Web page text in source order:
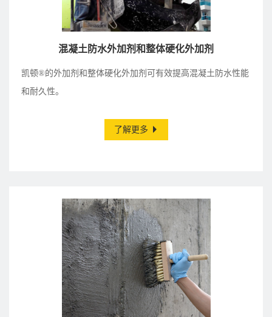
混凝土防水外加剂和整体硬化外加剂
凯顿®的外加剂和整体硬化外加剂可有效提高混凝土防水性能
和耐久性。
了解更多